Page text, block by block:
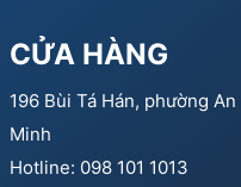
CỬA HÀNG
196 Bùi Tá Hán, phường
Minh
Hotline: 098 101 1013